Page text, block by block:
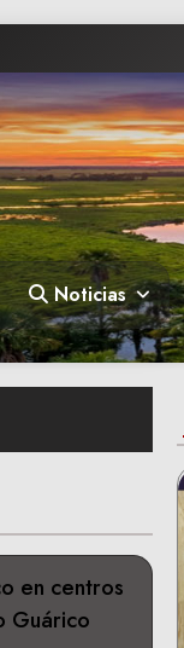
Noticias
en centros
Guárico